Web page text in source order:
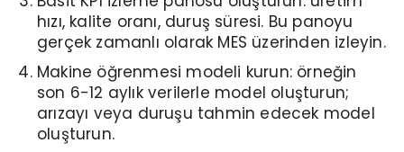
hızı, kalite oranı, duruş süresi. Bu panoyu
gerçek zamanlı olarak MES üzerinden izleyin.
Makine öğrenmesi modeli kurun: örneğin
son 6-12 aylık verilerle model oluşturun;
arızayı veya duruşu tahmin edecek model
oluşturun.